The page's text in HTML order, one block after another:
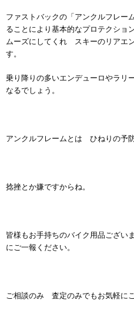
ファストバックの「アンクルフレー
ることにより基本的なプロテクショ
ムーズにしてくれ スキーのリアエ
す。
乗り降りの多いエンデューロやラリ
なるでしょう。
アンクルフレームとは ひねりの予
捻挫とか嫌ですからね。
皆様もお手持ちのバイク用品ござい
にご一報ください。
ご相談のみ 査定のみでもお気軽に